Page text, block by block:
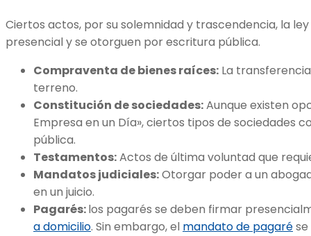
Ciertos actos, por su solemnidad y trascendencia, la
presencial y se otorguen por escritura pública.
Compraventa de bienes raíces: La
terreno.
Constitución de sociedades:Aunque existen
Empresa en un Día», ciertos tipos de sociedades
pública.
Testamentos:Actos de última voluntad que
Mandatos judiciales:Otorgar poder a un
en un juicio.
Pagarés:los pagarés se deben firmar
a domicilio. Sin embargo, el mandato de pagaré